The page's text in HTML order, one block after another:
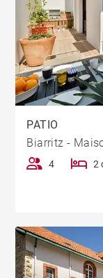
PATIO
Biarritz -
4 2